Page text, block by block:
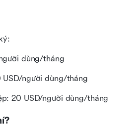
dùng/tháng
USD/người dùng/tháng
20 USD/người dùng/tháng